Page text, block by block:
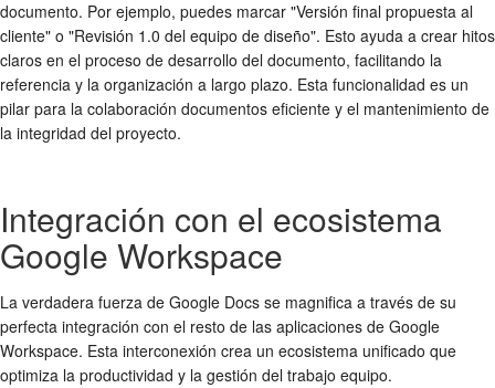
documento. Por ejemplo, puedes marcar "Versión final propuesta al
cliente" o "Revisión 1.0 del equipo de diseño". Esto ayuda a crear hitos
claros en el proceso de desarrollo del documento, facilitando la
referencia y la organización a largo plazo. Esta funcionalidad es un
pilar para la colaboración documentos eficiente y el mantenimiento de
la integridad del proyecto.
Integración con el ecosistema
Google Workspace
La verdadera fuerza de Google Docs se magnifica a través de su
perfecta integración con el resto de las aplicaciones de Google
Workspace. Esta interconexión crea un ecosistema unificado que
optimiza la productividad y la gestión del trabajo equipo.